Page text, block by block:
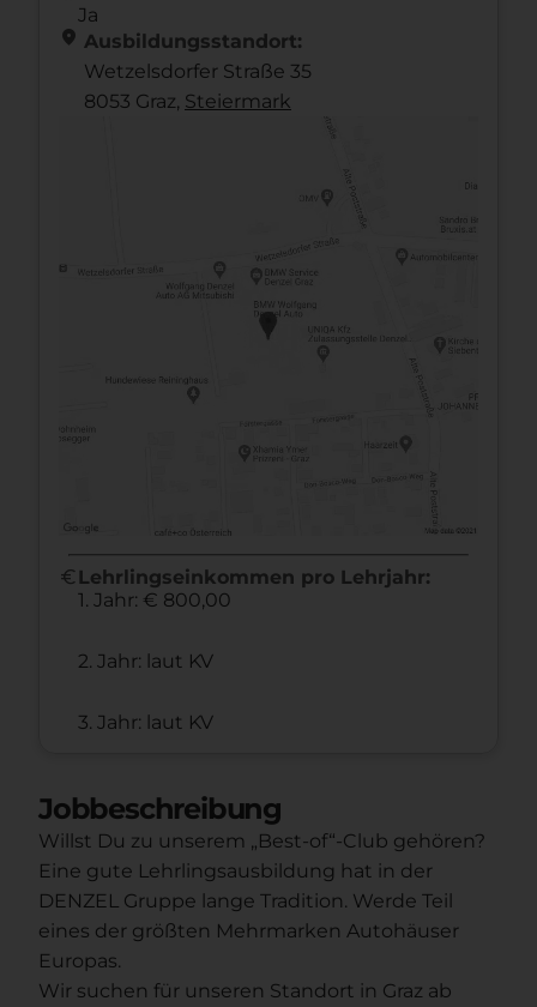
Ja
location_on Ausbildungsstandort:
Wetzelsdorfer Straße 35
8053 Graz, Steier­mark
euro Lehrlingseinkommen pro Lehrjahr:
1. Jahr: € 800,00
2. Jahr: laut KV
3. Jahr: laut KV
Jobbeschreibung
Willst Du zu unserem „Best-of“-Club gehören?
Eine gute Lehrlingsausbildung hat in der
DENZEL Gruppe lange Tradition. Werde Teil
eines der größten Mehrmarken Autohäuser
Europas.
Wir suchen für unseren Standort in Graz ab